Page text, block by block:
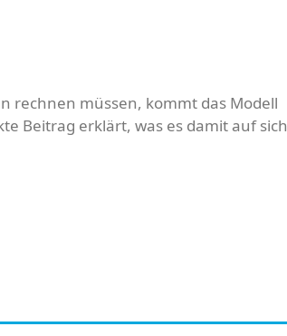
rechnen müssen, kommt das Modell
Beitrag erklärt, was es damit auf sich